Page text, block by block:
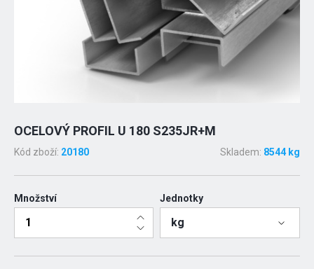
OCELOVÝ PROFIL U 180 S235JR+M
Kód zboží: 20180 Skladem: 8544 kg
Množství Jednotky
kg